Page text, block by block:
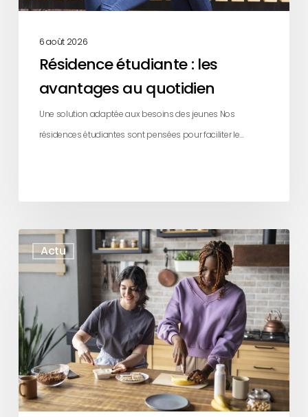
6 août 2026
Résidence étudiante : les
avantages au quotidien
Une solution adaptée aux besoins des jeunes Nos
résidences étudiantes sont pensées pour faciliter le…
Actu
Colocation
étudiante
réussie
:
nos
conseils